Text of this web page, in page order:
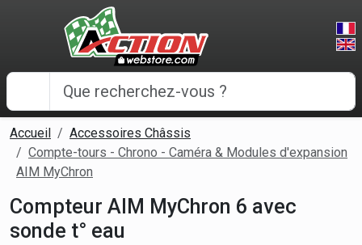
Panneau de gestion des cookies
Accueil
Accessoires Châssis
Compte-tours - Chrono - Caméra & Modules d'expansion
AIM MyChron
Compteur AIM MyChron 6 avec
sonde t° eau